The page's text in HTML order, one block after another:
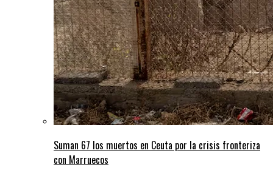
Suman 67 los muertos en Ceuta por la crisis fronteriza
con Marruecos